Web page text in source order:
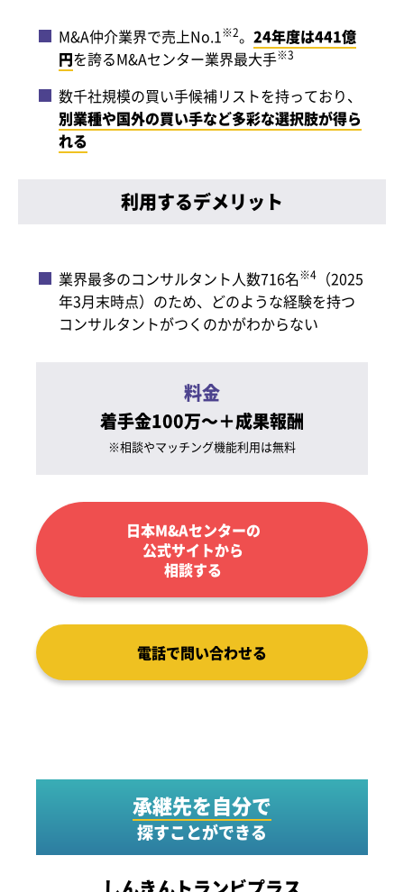
M&A仲介業界で売上No.1※2。 24年度は441億
円を誇るM&Aセンター業界最大手※3
数千社規模の買い手候補リストを持っており、
別業種や国外の買い手など多彩な選択肢が得ら
れる
利用するデメリット
業界最多のコンサルタント人数716名※4
（2025
年3月末時点）のため、どのような経験を持つ
コンサルタントがつくのかがわからない
料金
着手金100万～＋成果報酬
※相談やマッチング機能利用は無料
日本M&Aセンターの
公式サイトから
相談する
電話で問い合わせる
承継先を自分で
探すことができる